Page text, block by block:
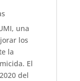
una
los
la
El
del